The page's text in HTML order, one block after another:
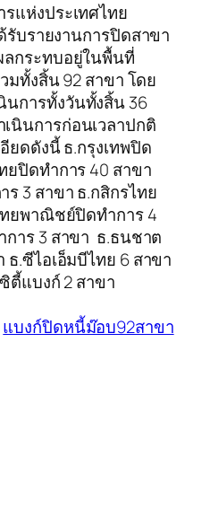
แห่งประเทศไทย
รับรายงานการปิดสาขา
ลกระทบอยู่ในพื้นที่
มทั้งสิ้น 92 สาขา โดย
นการทั้งวันทั้งสิ้น 36
นินการก่อนเวลาปกติ
ยดดังนี้ ธ.กรุงเทพปิด
ยปิดทำการ 40 สาขา
3 สาขา ธ.กสิกรไทย
ยพาณิชย์ปิดทำการ 4
าร 3 สาขา ธ.ธนชาต
.ซีไอเอ็มบีไทย 6 สาขา
ตี้แบงก์ 2 สาขา
แบงก์ปิดหนี้ม๊อบ92สาขา